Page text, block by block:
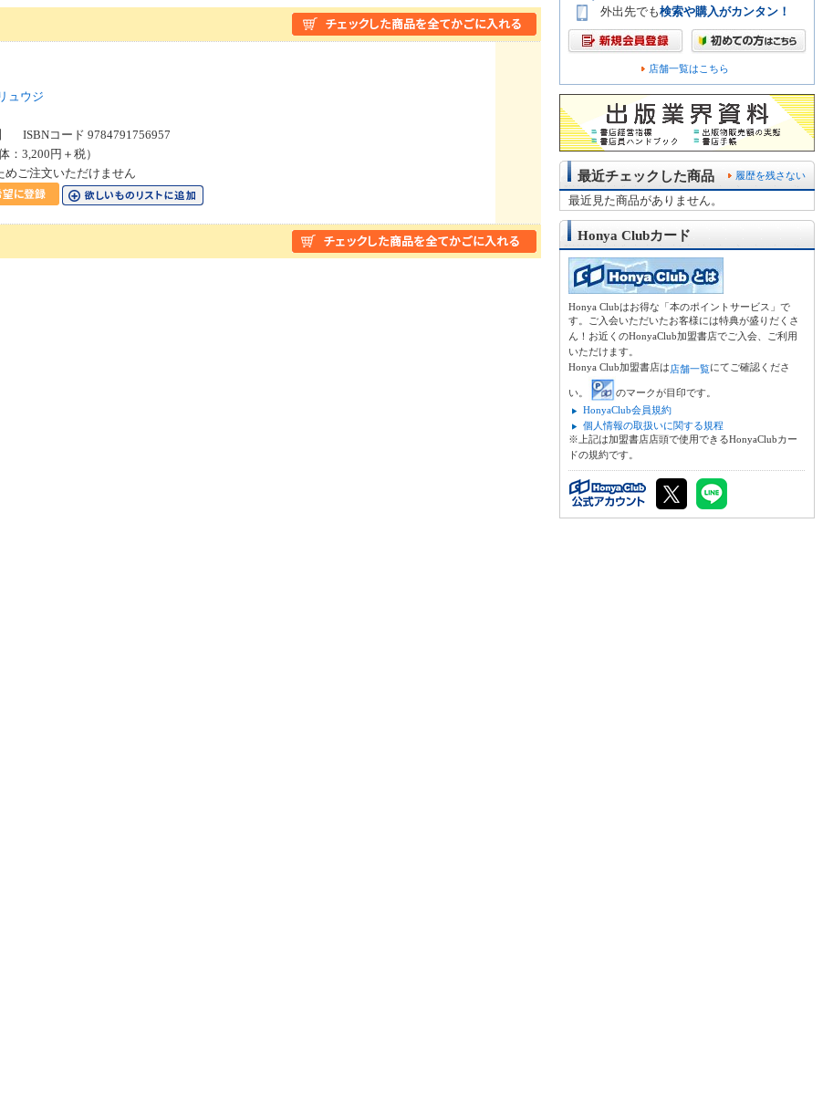
ュウジ
ISBNコード 9784791756957
：3,200円＋税）
めご注文いただけません
外出先でも検索や購入がカンタン！
店舗一覧はこちら
履歴を残さない
最近チェックした商品
最近見た商品がありません。
Honya Clubカード
Honya Clubはお得な「本のポイントサービス」で
す。ご入会いただいたお客様には特典が盛りだくさ
ん！お近くのHonyaClub加盟書店でご入会、ご利用
いただけます。
Honya Club加盟書店は店舗一覧にてご確認くださ
い。
のマークが目印です。
HonyaClub会員規約
個人情報の取扱いに関する規程
※上記は加盟書店店頭で使用できるHonyaClubカー
ドの規約です。